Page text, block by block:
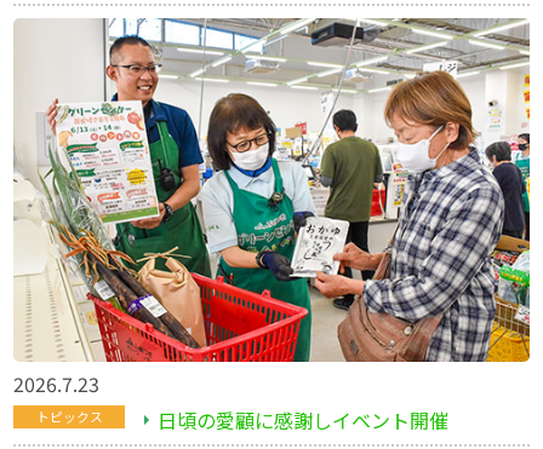
2026.7.23
トピックス 日頃の愛顧に感謝しイベント開催